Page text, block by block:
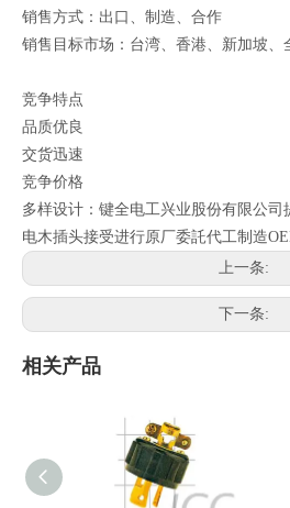
销售方式：出口、制造、合作
销售目标市场：台湾、香港、新加坡、
竞争特点
品质优良
交货迅速
竞争价格
多样设计：键全电工兴业股份有限公
电木插头接受进行原厂委託代工制造
上一条:
下一条:
相关产品